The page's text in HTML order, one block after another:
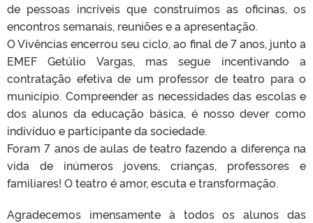
de pessoas incríveis que construímos as oficinas, os
encontros semanais, reuniões e a apresentação.
O Vivências encerrou seu ciclo, ao final de 7 anos, junto a
EMEF Getúlio Vargas, mas segue incentivando a
contratação efetiva de um professor de teatro para o
município. Compreender as necessidades das escolas e
dos alunos da educação básica, é nosso dever como
indivíduo e participante da sociedade.
Foram 7 anos de aulas de teatro fazendo a diferença na
vida de inúmeros jovens, crianças, professores e
familiares! O teatro é amor, escuta e transformação.
Agradecemos imensamente à todos os alunos das